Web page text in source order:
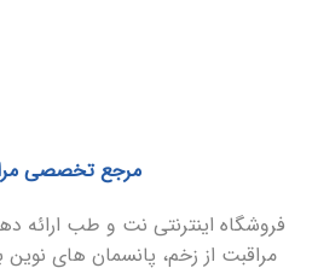
مرجع تخصصی
فروشگاه اینترنتی نت و طب ارائه
مراقبت از زخم، پانسمان های نوین